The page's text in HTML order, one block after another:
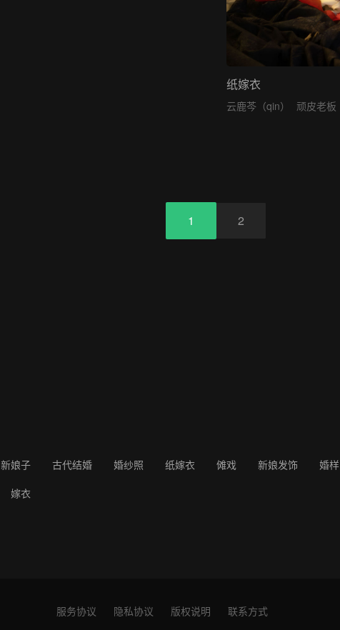
纸嫁衣
云鹿芩（qin） 顽皮老板
1 2
新娘子 古代结婚 婚纱照 纸嫁衣 傩戏 新娘发饰 婚样
嫁衣
服务协议 隐私协议 版权说明 联系方式